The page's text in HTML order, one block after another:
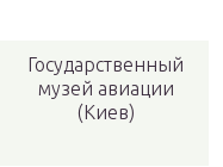
Государственный
музей авиации
(Киев)